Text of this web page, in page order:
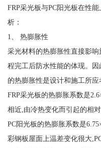
FRP采光板与PC阳光板在性
析：
1、 热膨胀性
采光材料的热膨胀性直接影
程完工后防水性能的体现。
的热膨胀性是设计和施工所应
FRP采光板的热膨胀系数是
相近,由冷热变化而引起的相
PC阳光板的热膨胀系数是
彩钢板屋面上温差变化很大